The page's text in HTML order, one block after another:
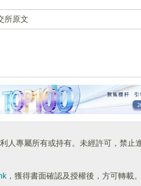
所原文
人專屬所有或持有。未經許可，禁止
，獲得書面確認及授權後，方可轉載。